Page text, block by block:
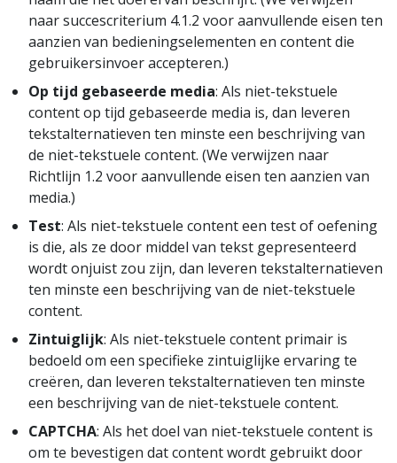
naar succescriterium 4.1.2 voor aanvullende eisen ten
aanzien van bedieningselementen en content die
gebruikersinvoer accepteren.)
Op tijd gebaseerde media: Als niet-tekstuele
content op tijd gebaseerde media is, dan leveren
tekstalternatieven ten minste een beschrijving van
de niet-tekstuele content. (We verwijzen naar
Richtlijn 1.2 voor aanvullende eisen ten aanzien van
media.)
Test: Als niet-tekstuele content een test of oefening
is die, als ze door middel van tekst gepresenteerd
wordt onjuist zou zijn, dan leveren tekstalternatieven
ten minste een beschrijving van de niet-tekstuele
content.
Zintuiglijk: Als niet-tekstuele content primair is
bedoeld om een specifieke zintuiglijke ervaring te
creëren, dan leveren tekstalternatieven ten minste
een beschrijving van de niet-tekstuele content.
CAPTCHA: Als het doel van niet-tekstuele content is
om te bevestigen dat content wordt gebruikt door